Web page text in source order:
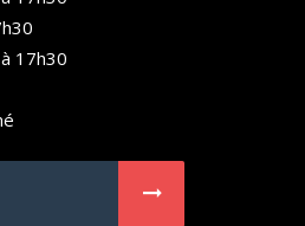
17h30